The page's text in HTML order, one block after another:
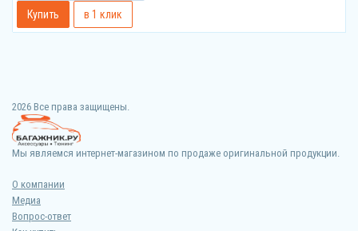
2026 Все права защищены.
Мы являемся интернет-магазином по продаже оригинальной продукции.
О компании
Медиа
Вопрос-ответ